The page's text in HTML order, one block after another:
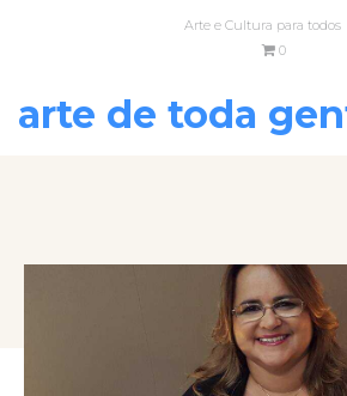
Arte e Cultura para todos
0
arte de toda